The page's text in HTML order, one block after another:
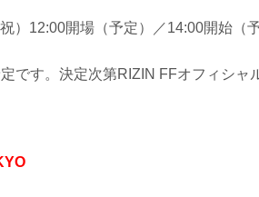
）12:00開場（予定）／14:00開始（予
です。決定次第RIZIN FFオフィシャ